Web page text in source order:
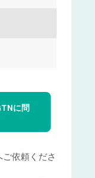
に問
依頼くださ